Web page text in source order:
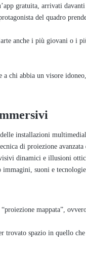
gratuita, arrivati
del quadro
anche i più giovani o i
chi abbia un visore
installazioni
di proiezione
dinamici e illusioni
suoni e
mappata”,
spazio in quello